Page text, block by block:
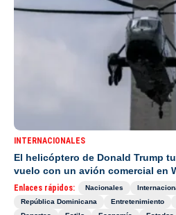
INTERNACIONALES
El helicóptero de Donald Trump
vuelo con un avión comercial en
Enlaces rápidos: Nacionales
República Dominicana
Entretenimiento